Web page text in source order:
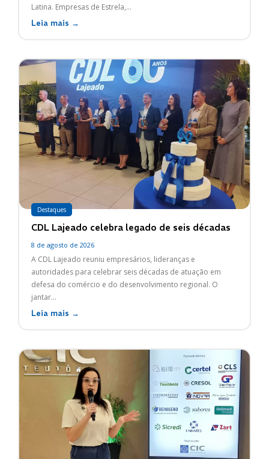
Latina. Empresas de Estrela,...
Leia mais →
Destaques
CDL Lajeado celebra legado de seis décadas
8 de agosto de 2026
A CDL Lajeado reuniu empresários, lideranças e
autoridades para celebrar seis décadas de atuação em
defesa do comércio e do desenvolvimento regional. O
jantar...
Leia mais →